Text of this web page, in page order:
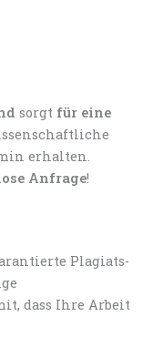
sorgt für eine
erhalten.
Anfrage!
Plagiats-
dass Ihre Arbeit